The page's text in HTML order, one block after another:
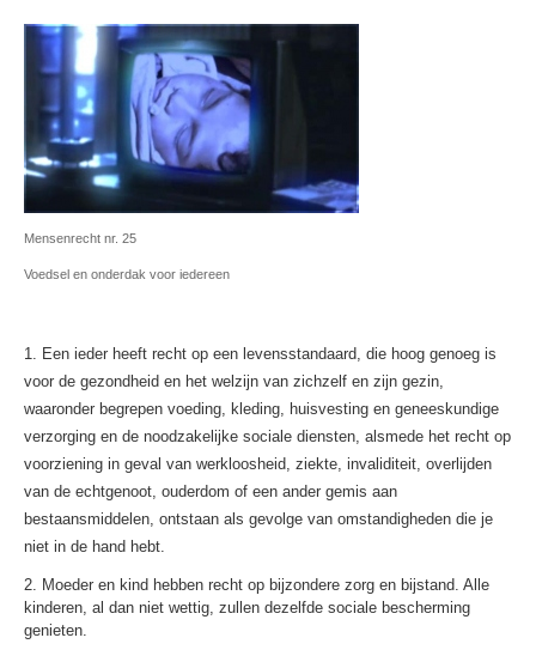
Mensenrecht nr. 25
Voedsel en onderdak voor iedereen
1. Een ieder heeft recht op een levensstandaard, die hoog genoeg is
voor de gezondheid en het welzijn van zichzelf en zijn gezin,
waaronder begrepen voeding, kleding, huisvesting en geneeskundige
verzorging en de noodzakelijke sociale diensten, alsmede het recht op
voorziening in geval van werkloosheid, ziekte, invaliditeit, overlijden
van de echtgenoot, ouderdom of een ander gemis aan
bestaansmiddelen, ontstaan als gevolge van omstandigheden die je
niet in de hand hebt.
2. Moeder en kind hebben recht op bijzondere zorg en bijstand. Alle
kinderen, al dan niet wettig, zullen dezelfde sociale bescherming
genieten.